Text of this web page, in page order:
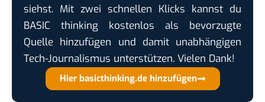
siehst. Mit zwei schnellen Klicks kannst du
BASIC thinking kostenlos als bevorzugte
Quelle hinzufügen und damit unabhängigen
Tech-Journalismus unterstützen. Vielen Dank!
Hier basicthinking.de hinzufügen